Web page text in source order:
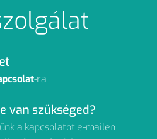
-ra.
van szükséged?
a kapcsolatot e-mailen